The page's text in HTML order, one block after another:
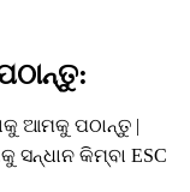
ଆମକୁ ପଠାନ୍ତୁ |
ସନ୍ଧାନ କିମ୍ବା ESC